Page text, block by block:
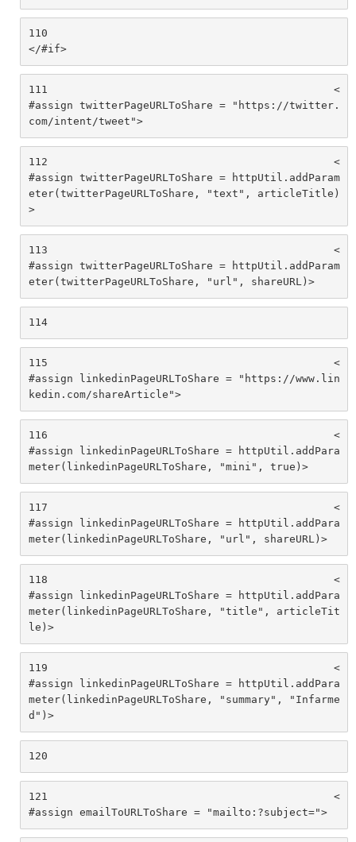
110
</#if>
111
#assign twitterPageURLToShare = "https://twitter.
com/intent/tweet">
112
#assign twitterPageURLToShare = httpUtil.addParam
eter(twitterPageURLToShare, "text", articleTitle)
>
113
#assign twitterPageURLToShare = httpUtil.addParam
eter(twitterPageURLToShare, "url", shareURL)>
114
115
#assign linkedinPageURLToShare = "https://www.lin
kedin.com/shareArticle">
116
#assign linkedinPageURLToShare = httpUtil.addPara
meter(linkedinPageURLToShare, "mini", true)>
117
#assign linkedinPageURLToShare = httpUtil.addPara
meter(linkedinPageURLToShare, "url", shareURL)>
118
#assign linkedinPageURLToShare = httpUtil.addPara
meter(linkedinPageURLToShare, "title", articleTit
le)>
119
#assign linkedinPageURLToShare = httpUtil.addPara
meter(linkedinPageURLToShare, "summary", "Infarme
d")>
120
121
#assign emailToURLToShare = "mailto:?subject=">